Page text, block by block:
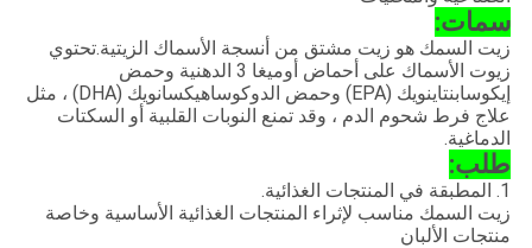
سمات:
زيت السمك هو زيت مشتق من أنسجة الأسماك الزيتية.تحتوي
زيوت الأسماك على أحماض أوميغا 3 الدهنية وحمض
إيكوسابنتاينويك (EPA) وحمض الدوكوساهيكسانويك (DHA) ، مثل
علاج فرط شحوم الدم ، وقد تمنع النوبات القلبية أو السكتات
الدماغية.
طلب:
1. المطبقة في المنتجات الغذائية.
زيت السمك مناسب لإثراء المنتجات الغذائية الأساسية وخاصة
منتجات الألبان